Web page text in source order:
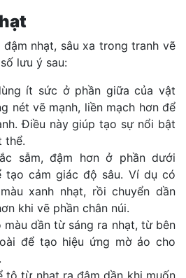
nhạt, sâu xa trong tranh vẽ
lưu ý sau:
ít sức ở phần giữa của vật
nét vẽ mạnh, liền mạch hơn để
Điều này giúp tạo sự nổi bật
thể.
sẫm, đậm hơn ở phần dưới
tạo cảm giác độ sâu. Ví dụ có
xanh nhạt, rồi chuyển dần
khi vẽ phần chân núi.
dần từ sáng ra nhạt, từ bên
để tạo hiệu ứng mờ ảo cho
tô từ nhạt ra đậm dần khi muốn